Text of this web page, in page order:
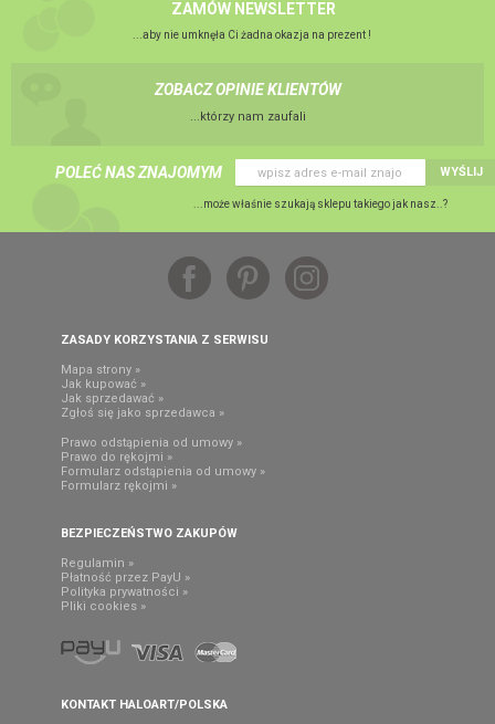
ZAMÓW NEWSLETTER
...aby nie umknęła Ci żadna okazja na prezent !
ZOBACZ OPINIE KLIENTÓW
...którzy nam zaufali
POLEĆ NAS ZNAJOMYM WYŚLIJ
...może właśnie szukają sklepu takiego jak nasz..?
ZASADY KORZYSTANIA Z SERWISU
Mapa strony »
Jak kupować »
Jak sprzedawać »
Zgłoś się jako sprzedawca »
Prawo odstąpienia od umowy »
Prawo do rękojmi »
Formularz odstąpienia od umowy »
Formularz rękojmi »
BEZPIECZEŃSTWO ZAKUPÓW
Regulamin »
Płatność przez PayU »
Polityka prywatności »
Pliki cookies »
KONTAKT HALOART/POLSKA